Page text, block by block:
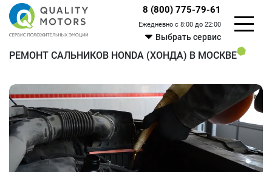
8 (800) 775-79-61
Ежедневно с 8:00 до 22:00
Выбрать сервис
РЕМОНТ САЛЬНИКОВ HONDA (ХОНДА) В МОСКВЕ